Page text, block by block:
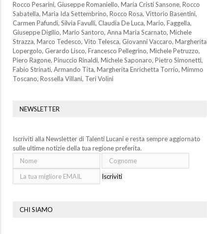
Rocco Pesarini, Giuseppe Romaniello, Maria Cristi Sansone, Rocco
Sabatella, Maria Ida Settembrino, Rocco Rosa, Vittorio Basentini,
Carmen Pafundi, Silvia Favulli, Claudia De Luca, Mario, Faggella,
Giuseppe Digilio, Mario Santoro, Anna Maria Scarnato, Michele
Strazza, Marco Tedesco, Vito Telesca, Giovanni Vaccaro, Margherita
Lopergolo, Gerardo Lisco, Francesco Pellegrino, Michele Petruzzo,
Piero Ragone, Pinuccio Rinaldi, Michele Saponaro, Pietro Simonetti,
Fabio Strinati, Armando Tita, Margherita Enrichetta Torrio, Mimmo
Toscano, Rossella Villani, Teri Volini
NEWSLETTER
Iscriviti alla Newsletter di Talenti Lucani e resta sempre aggiornato
sulle ultime notizie della tua regione preferita.
Iscriviti
CHI SIAMO